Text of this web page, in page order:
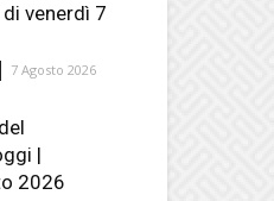
venerdì 7
7 Agosto 2026
|
2026